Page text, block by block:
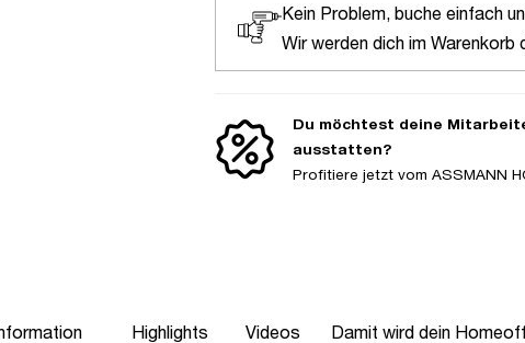
Kein Problem, buche einfach
Wir werden dich im Warenkorb
Du möchtest deine
ausstatten?
Profitiere jetzt vom ASSMANN
Highlights Videos Damit wird dein